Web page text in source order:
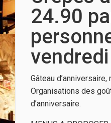
24.90
Gâteau
Organisations des
d’anniversaire.